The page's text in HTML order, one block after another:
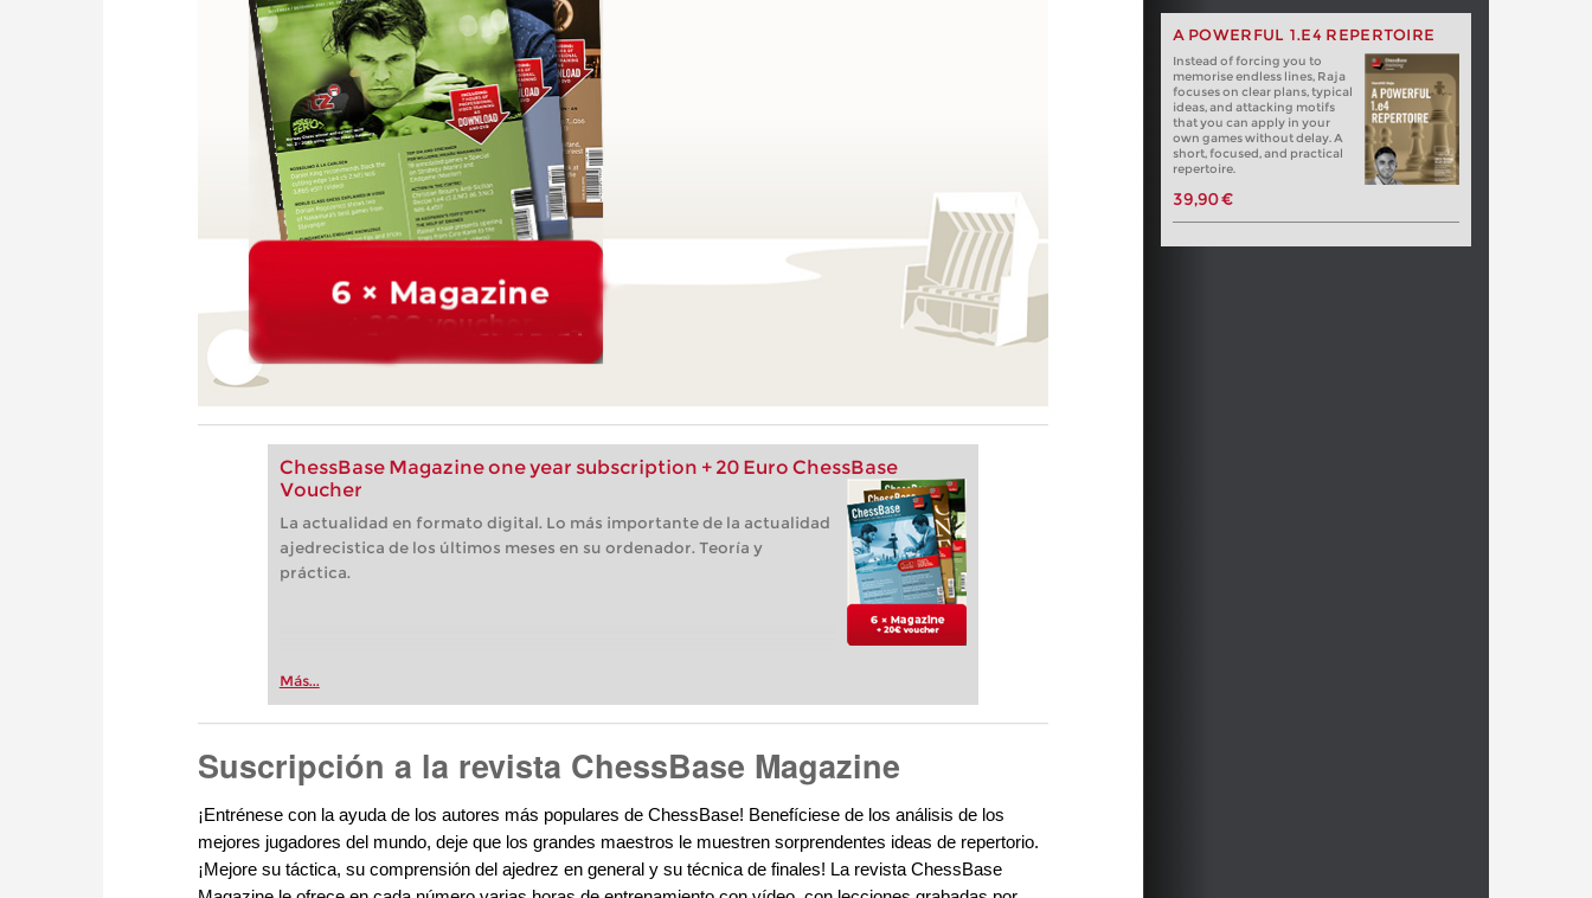
ChessBase Magazine one year subscription + 20 Euro ChessBase
Voucher
La actualidad en formato digital. Lo más importante de la actualidad
ajedrecistica de los últimos meses en su ordenador. Teoría y
práctica.
Más...
A POWERFUL 1.E4 REPERTOIRE
Instead of forcing you to
memorise endless lines, Raja
focuses on clear plans, typical
ideas, and attacking motifs
that you can apply in your
own games without delay. A
short, focused, and practical
repertoire.
39,90 €
Suscripción a la revista ChessBase Magazine
¡Entrénese con la ayuda de los autores más populares de ChessBase! Benefíciese de los análisis de los
mejores jugadores del mundo, deje que los grandes maestros le muestren sorprendentes ideas de repertorio.
¡Mejore su táctica, su comprensión del ajedrez en general y su técnica de finales! La revista ChessBase